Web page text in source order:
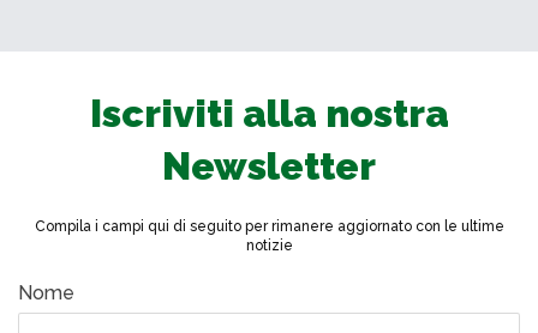
Iscriviti alla nostra
Newsletter
Compila i campi qui di seguito per rimanere aggiornato con le ultime
notizie
Nome